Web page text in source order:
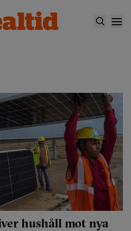
hushåll mot nya